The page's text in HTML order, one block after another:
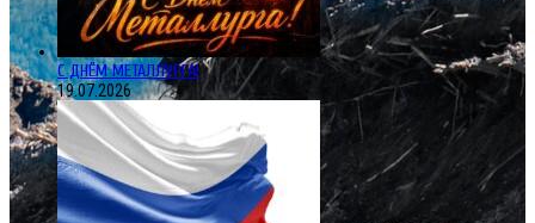
С ДНЁМ МЕТАЛЛУРГА!
19.07.2026